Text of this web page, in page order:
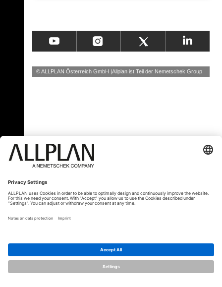
© ALLPLAN Österreich GmbH Allplan ist Teil der Nemetschek Group